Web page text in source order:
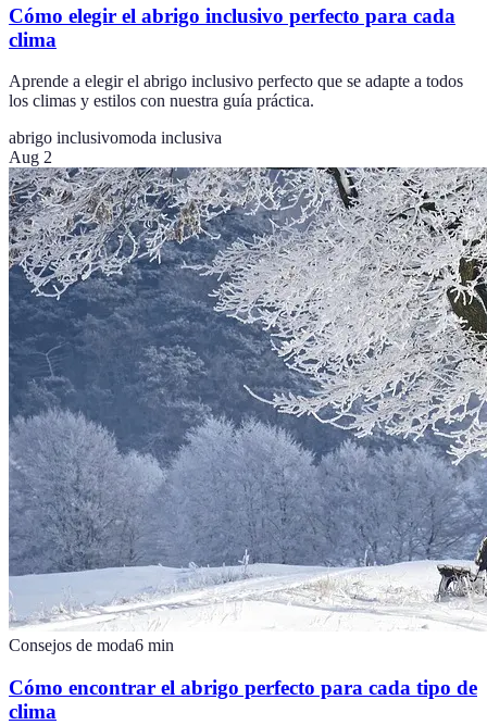
Cómo elegir el abrigo inclusivo perfecto para cada
clima
Aprende a elegir el abrigo inclusivo perfecto que se adapte a todos
los climas y estilos con nuestra guía práctica.
abrigo inclusivomoda inclusiva
Aug 2
Consejos de moda6 min
Cómo encontrar el abrigo perfecto para cada tipo de
clima